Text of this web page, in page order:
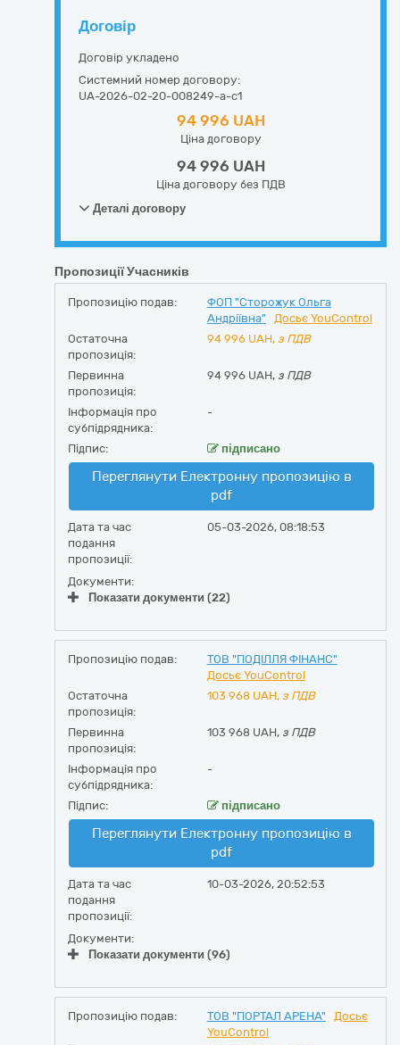
Договір
Договір укладено
Системний номер договору:
UA-2026-02-20-008249-a-c1
94 996 UAH
Ціна договору
94 996 UAH
Ціна договору без ПДВ
Деталі договору
Пропозиції Учасників
Пропозицію подав:
ФОП "Сторожук Ольга
Андріївна"
Досьє YouControl
Остаточна
пропозиція:
94 996 UAH, з ПДВ
Первинна
пропозиція:
94 996 UAH, з ПДВ
Інформація про
субпідрядника:
-
Підпис: підписано
Переглянути Електронну пропозицію в
pdf
Дата та час
подання
пропозиції:
05-03-2026, 08:18:53
Документи:
Показати документи (22)
Пропозицію подав:
ТОВ "ПОДІЛЛЯ ФІНАНС"
Досьє YouControl
Остаточна
пропозиція:
103 968 UAH, з ПДВ
Первинна
пропозиція:
103 968 UAH, з ПДВ
Інформація про
субпідрядника:
-
Підпис: підписано
Переглянути Електронну пропозицію в
pdf
Дата та час
подання
пропозиції:
10-03-2026, 20:52:53
Документи:
Показати документи (96)
Пропозицію подав: ТОВ "ПОРТАЛ АРЕНА"
Досьє
YouControl